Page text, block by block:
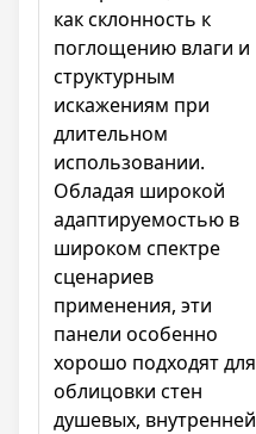
как склонность к
поглощению влаги и
структурным
искажениям при
длительном
использовании.
Обладая широкой
адаптируемостью в
широком спектре
сценариев
применения, эти
панели особенно
хорошо подходят для
облицовки стен
душевых, внутренней